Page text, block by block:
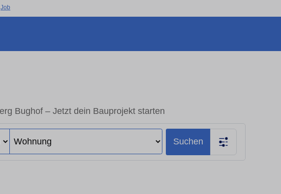
Job
Bughof – Jetzt dein Bauprojekt starten
Suchen